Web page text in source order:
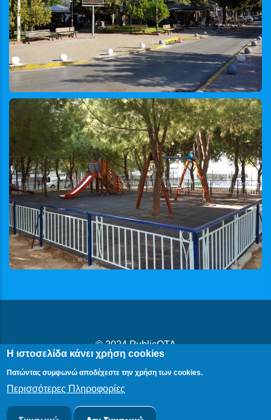
© 2024PublicOTA
Δήλωση Προβασιμότητας|Cookies|Πολιτική Προστασίας
Προσωπικών Δεδομένων
Η ιστοσελίδα κάνει χρήση cookies
Πατώντας συμφωνώ αποδέχεστε την χρήση των cookies.
Περισσότερες Πληροφορίες